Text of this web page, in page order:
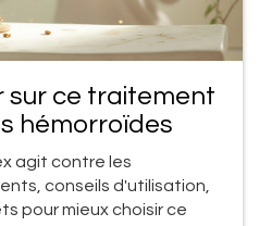
sur ce traitement
hémorroïdes
agit contre les
conseils d'utilisation,
pour mieux choisir ce